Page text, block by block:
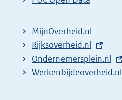
l
i
n
k
MijnOverheid.nl
E
x
t
Rijksoverheid.nl
E
x
Ondernemersplein.nl
E
Werkenbijdeoverheid.nl